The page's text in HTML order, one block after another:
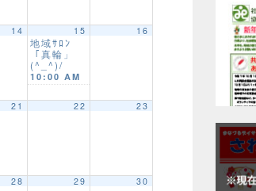
14 15
地域ｻﾛﾝ
「真輪」
(^_^)/
10:00 AM
16
21 22 23
28 29 30